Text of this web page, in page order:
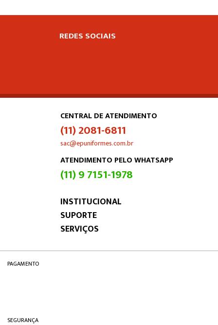
REDES SOCIAIS
CENTRAL DE ATENDIMENTO
(11) 2081-6811
sac@epuniformes.com.br
ATENDIMENTO PELO WHATSAPP
(11) 9 7151-1978
INSTITUCIONAL
SUPORTE
SERVIÇOS
PAGAMENTO
SEGURANÇA